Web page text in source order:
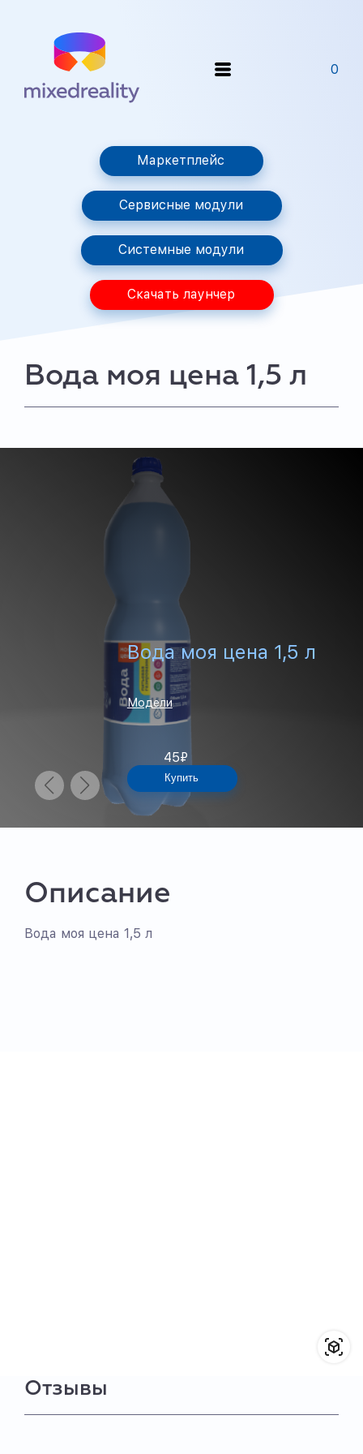
0
Маркетплейс
Сервисные модули
Системные модули
Скачать лаунчер
Вода моя цена 1,5 л
Вода моя цена 1,5 л
Модели
45₽
Купить
Описание
Вода моя цена 1,5 л
Отзывы